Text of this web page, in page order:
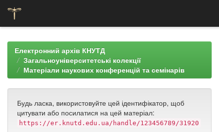
navigationЕлектронний архів КНУТД
Загальноуніверситетські колекції
Матеріали наукових конференцій та семінарів
Будь ласка, використовуйте цей ідентифікатор, щоб
цитувати або посилатися на цей матеріал:
https://er.knutd.edu.ua/handle/123456789/31920